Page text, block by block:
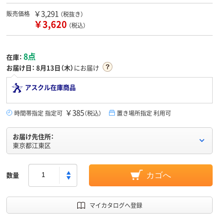
販売価格 ￥3,291 （税抜き）
￥3,620 （税込）
在庫： 8点
お届け日： 8月13日（木）にお届け
アスクル在庫商品
時間帯指定 指定可 ￥385（税込） 置き場所指定 利用可
お届け先住所：
東京都江東区
数量 カゴへ
マイカタログへ登録